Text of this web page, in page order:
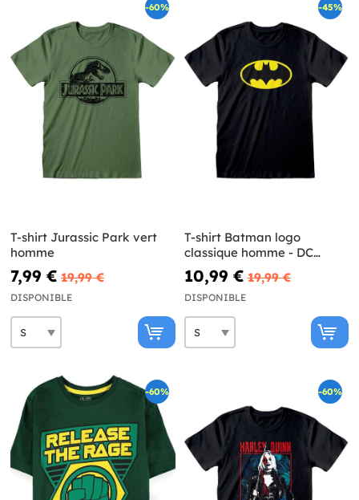
-60%
T-shirt Jurassic Park vert
homme
7,99 € 19,99 €
DISPONIBLE
-45%
T-shirt Batman logo
classique homme - DC
Comics
10,99 € 19,99 €
DISPONIBLE
-60% -60%